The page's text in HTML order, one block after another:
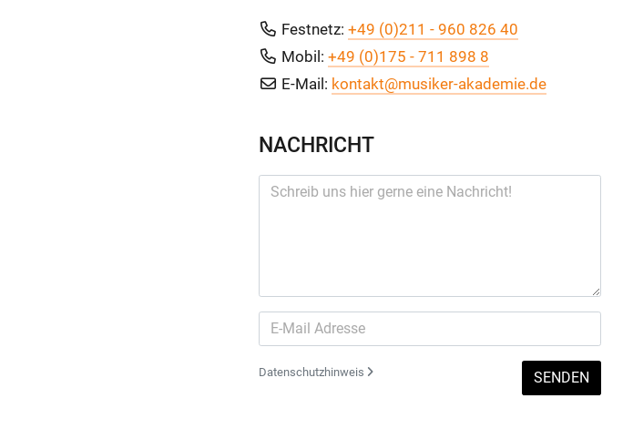
Festnetz:+49 (0)211 - 960 826 40
Mobil:+49 (0)175 - 711 898 8
E-Mail: kontakt@musiker-akademie.de
NACHRICHT
Datenschutzhinweis SENDEN